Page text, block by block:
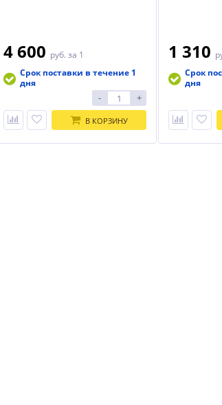
4 600 руб. за 1
Срок поставки в течение 1
дня
- +
В КОРЗИНУ
1 310
Срок
дня